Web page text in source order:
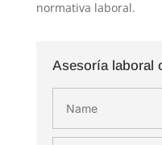
normativa laboral.
Asesoría laboral